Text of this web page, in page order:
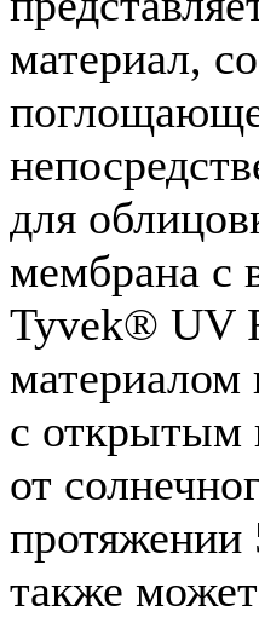
материал,
для
мембрана с
Tyvek® UV
материалом
с открытым
от
также